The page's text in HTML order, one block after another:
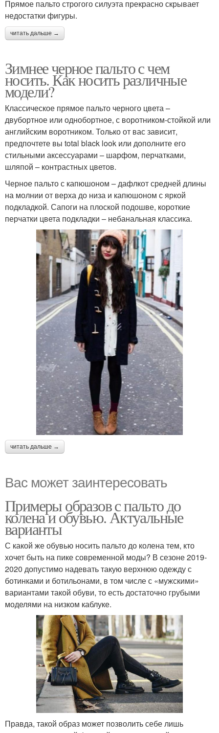
Прямое пальто строгого силуэта прекрасно скрывает
недостатки фигуры.
читать дальше →
Зимнее черное пальто с чем
носить. Как носить различные
модели?
Классическое прямое пальто черного цвета –
двубортное или однобортное, с воротником-стойкой или
английским воротником. Только от вас зависит,
предпочтете вы total black look или дополните его
стильными аксессуарами – шарфом, перчатками,
шляпой – контрастных цветов.
Черное пальто с капюшоном – дафлкот средней длины
на молнии от верха до низа и капюшоном с яркой
подкладкой. Сапоги на плоской подошве, короткие
перчатки цвета подкладки – небанальная классика.
читать дальше →
Вас может заинтересовать
Примеры образов с пальто до
колена и обувью. Актуальные
варианты
С какой же обувью носить пальто до колена тем, кто
хочет быть на пике современной моды? В сезоне 2019-
2020 допустимо надевать такую верхнюю одежду с
ботинками и ботильонами, в том числе с «мужскими»
вариантами такой обуви, то есть достаточно грубыми
моделями на низком каблуке.
Правда, такой образ может позволить себе лишь